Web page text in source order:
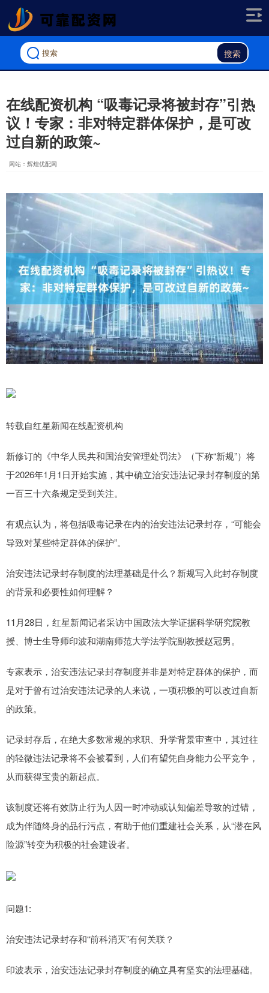
搜索
在线配资机构 “吸毒记录将被封存”引热
议！专家：非对特定群体保护，是可改
过自新的政策~
网站：辉煌优配网
转载自红星新闻在线配资机构
新修订的《中华人民共和国治安管理处罚法》（下称“新规”）将
于2026年1月1日开始实施，其中确立治安违法记录封存制度的第
一百三十六条规定受到关注。
有观点认为，将包括吸毒记录在内的治安违法记录封存，“可能会
导致对某些特定群体的保护”。
治安违法记录封存制度的法理基础是什么？新规写入此封存制度
的背景和必要性如何理解？
11月28日，红星新闻记者采访中国政法大学证据科学研究院教
授、博士生导师印波和湖南师范大学法学院副教授赵冠男。
专家表示，治安违法记录封存制度并非是对特定群体的保护，而
是对于曾有过治安违法记录的人来说，一项积极的可以改过自新
的政策。
记录封存后，在绝大多数常规的求职、升学背景审查中，其过往
的轻微违法记录将不会被看到，人们有望凭自身能力公平竞争，
从而获得宝贵的新起点。
该制度还将有效防止行为人因一时冲动或认知偏差导致的过错，
成为伴随终身的品行污点，有助于他们重建社会关系，从“潜在风
险源”转变为积极的社会建设者。
问题1:
治安违法记录封存和“前科消灭”有何关联？
印波表示，治安违法记录封存制度的确立具有坚实的法理基础。